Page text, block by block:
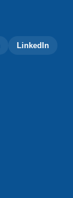
LinkedIn